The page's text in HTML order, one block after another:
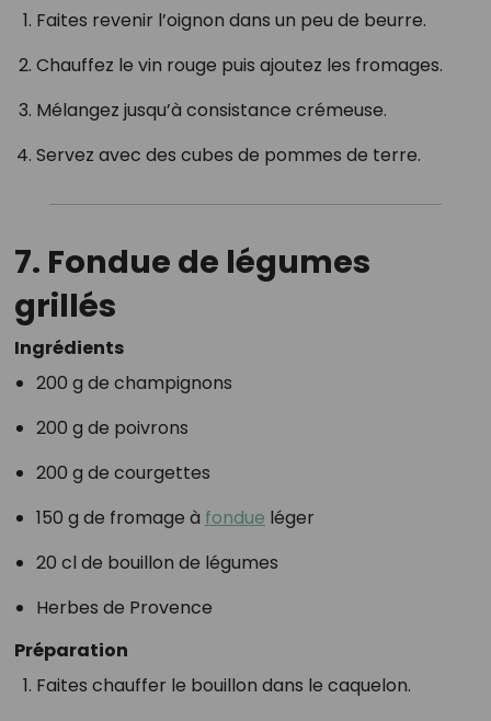
Faites revenir l’oignon dans un peu de beurre.
Chauffez le vin rouge puis ajoutez les fromages.
Mélangez jusqu’à consistance crémeuse.
Servez avec des cubes de pommes de terre.
7. Fondue de légumes
grillés
Ingrédients
200 g de champignons
200 g de poivrons
200 g de courgettes
150 g de fromage à fondue léger
20 cl de bouillon de légumes
Herbes de Provence
Préparation
Faites chauffer le bouillon dans le caquelon.